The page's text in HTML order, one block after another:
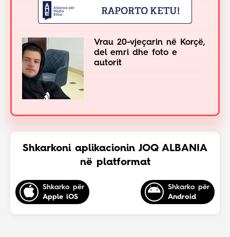
Vrau 20-vjeçarin në Korçë,
del emri dhe foto e
autorit
Shkarkoni aplikacionin JOQ ALBANIA
në platformat
Shkarko për
Apple iOS
Shkarko për
Android